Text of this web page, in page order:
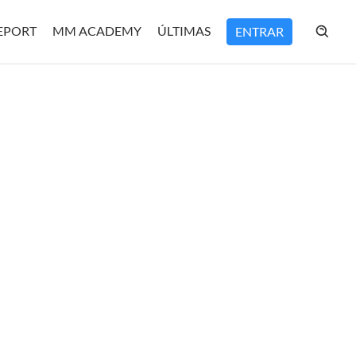
MM ACADEMY ÚLTIMAS ENTRAR